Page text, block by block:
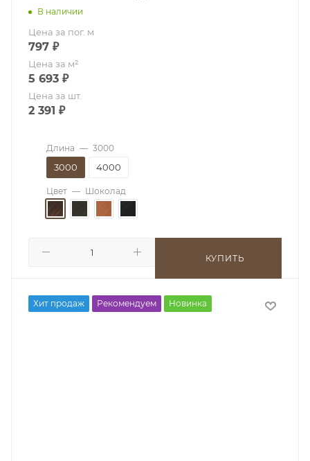
В наличии
Цена за пог. м
797 ₽
Цена за м²
5 693 ₽
Цена за шт.
2 391 ₽
Длина — 3000
3000 4000
Цвет — Шоколад
КУПИТЬ
Хит продаж Рекомендуем Новинка